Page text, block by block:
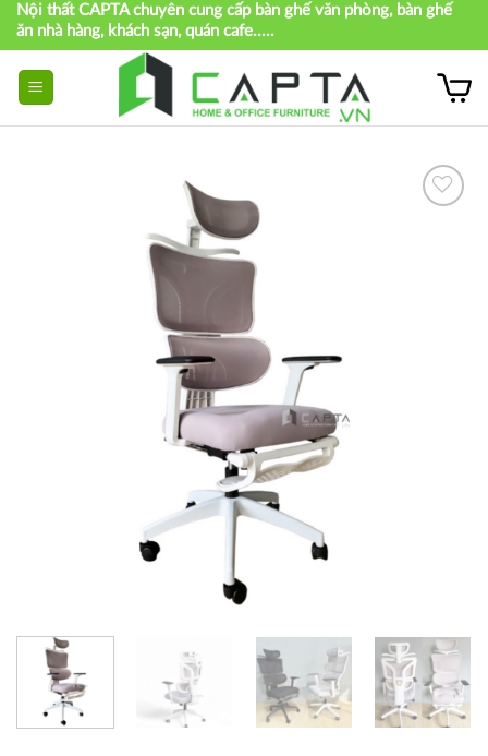
Skip
content
Nội thất CAPTA chuyên cung cấp bàn ghế văn phòng, bàn ghế
ăn nhà hàng, khách sạn, quán cafe.....